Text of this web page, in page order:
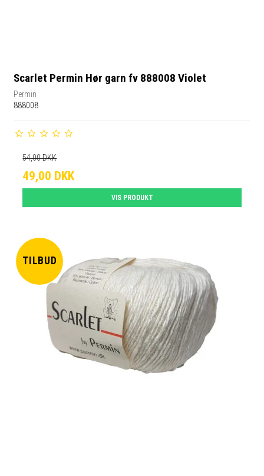
Scarlet Permin Hør garn fv 888008 Violet
Permin
888008
54,00 DKK
49,00 DKK
VIS PRODUKT
TILBUD